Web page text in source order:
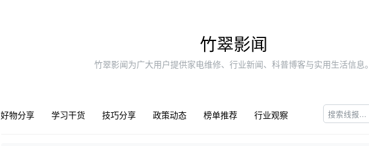
竹翠影闻
竹翠影闻为广大用户提供家电维修、行业新闻、科普博客与实用生活信息
好物分享 学习干货 技巧分享 政策动态 榜单推荐 行业观察